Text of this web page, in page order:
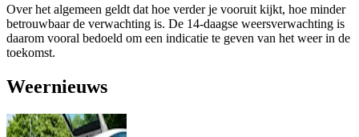
Over het algemeen geldt dat hoe verder je vooruit kijkt, hoe minder
betrouwbaar de verwachting is. De 14-daagse weersverwachting is
daarom vooral bedoeld om een indicatie te geven van het weer in de
toekomst.
Weernieuws